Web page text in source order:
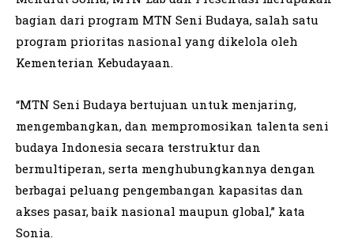
bagian dari program MTN Seni Budaya, salah satu
program prioritas nasional yang dikelola oleh
Kementerian Kebudayaan.
“MTN Seni Budaya bertujuan untuk menjaring,
mengembangkan, dan mempromosikan talenta seni
budaya Indonesia secara terstruktur dan
bermultiperan, serta menghubungkannya dengan
berbagai peluang pengembangan kapasitas dan
akses pasar, baik nasional maupun global,” kata
Sonia.